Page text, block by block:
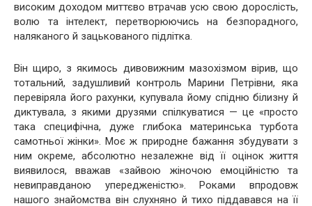
високим доходом миттєво втрачав усю свою дорослість,
волю та інтелект, перетворюючись на безпорадного,
наляканого й зацькованого підлітка.
Він щиро, з якимось дивовижним мазохізмом вірив, що
тотальний, задушливий контроль Марини Петрівни, яка
перевіряла його рахунки, купувала йому спідню білизну й
диктувала, з якими друзями спілкуватися — це «просто
така специфічна, дуже глибока материнська турбота
самотньої жінки». Моє ж природне бажання збудувати з
ним окреме, абсолютно незалежне від її оцінок життя
виявилося, вважав «зайвою жіночою емоційністю та
невиправданою упередженістю». Роками впродовж
нашого знайомства він слухняно й тихо піддавався на її